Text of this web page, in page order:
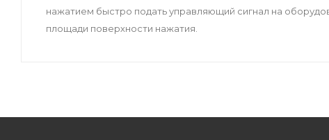
нажатием быстро подать управляющий сигнал на
площади поверхности нажатия.